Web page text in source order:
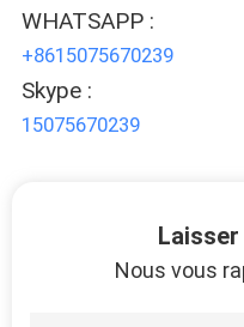
NOUVELLES
CAS
WHATSAPP :
+8615075670239
Skype :
15075670239
Nous vous